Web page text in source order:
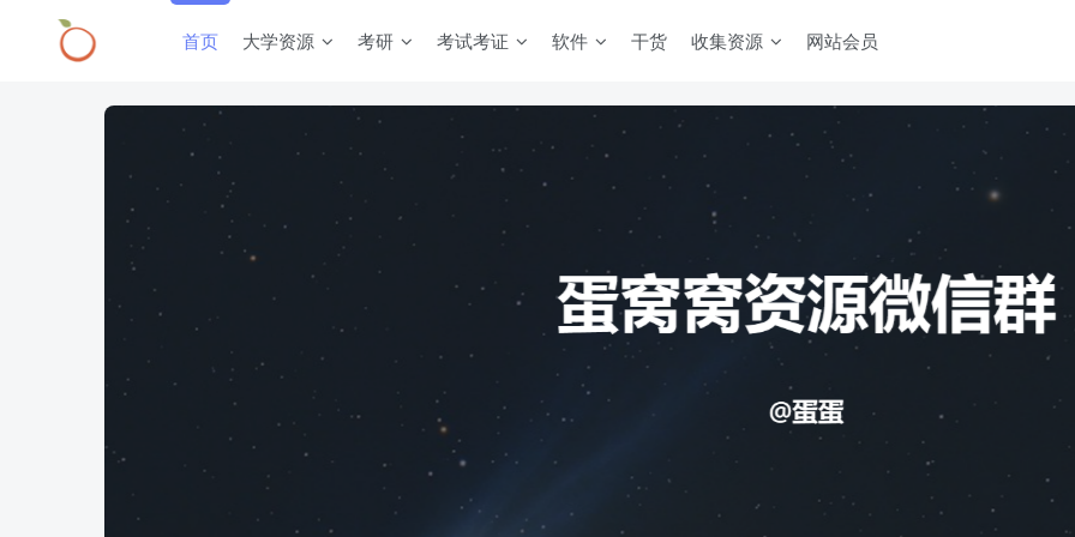
首页 大学资源 考研 考试考证 软件 干货 收集资源 网站会员